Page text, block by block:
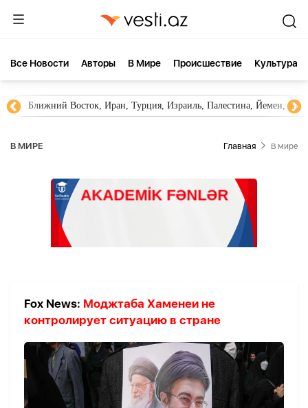
Все Новости Aвторы В Мире Происшествие Культура
Ближний Восток, Иран, Турция, Израиль, Палестина, Йемен,
В МИРЕ Главная В мире
Fox News: Моджтаба Хаменеи не
контролирует ситуацию в стране